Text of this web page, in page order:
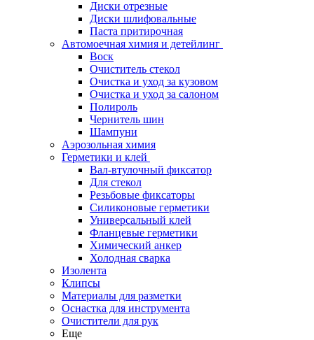
Диски отрезные
Диски шлифовальные
Паста притирочная
Автомоечная химия и детейлинг
Воск
Очиститель стекол
Очистка и уход за кузовом
Очистка и уход за салоном
Полироль
Чернитель шин
Шампуни
Аэрозольная химия
Герметики и клей
Вал-втулочный фиксатор
Для стекол
Резьбовые фиксаторы
Силиконовые герметики
Универсальный клей
Фланцевые герметики
Химический анкер
Холодная сварка
Изолента
Клипсы
Материалы для разметки
Оснастка для инструмента
Очистители для рук
Еще